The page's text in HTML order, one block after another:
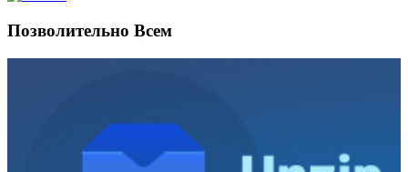
Позволительно Всем